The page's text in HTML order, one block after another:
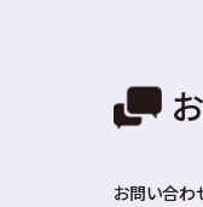
お問い合わ